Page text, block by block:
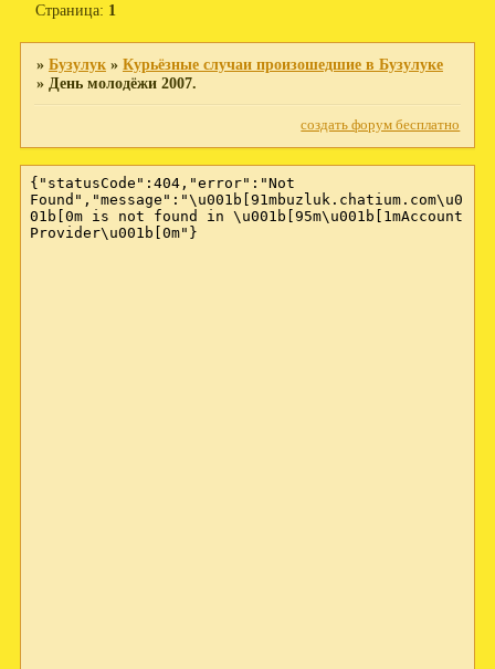
Страница: 1
» Бузулук » Курьёзные случаи произошедшие в Бузулуке
» День молодёжи 2007.
создать форум бесплатно